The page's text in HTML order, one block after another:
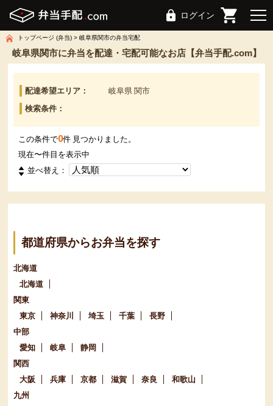
ログイン
トップページ (弁当) 岐阜県関市の弁当宅配
岐阜県関市に弁当を配達・宅配可能なお店【弁当手配.com】
配達希望エリア：
岐阜県 関市
検索条件：
この条件で0件 見つかりました。
現在〜件目を表示中
並べ替え：
都道府県からお弁当を探す
北海道
北海道
関東
東京
神奈川 埼玉 千葉
長野
中部
愛知
岐阜
静岡
関西
大阪
兵庫 京都 滋賀 奈良
和歌山
九州